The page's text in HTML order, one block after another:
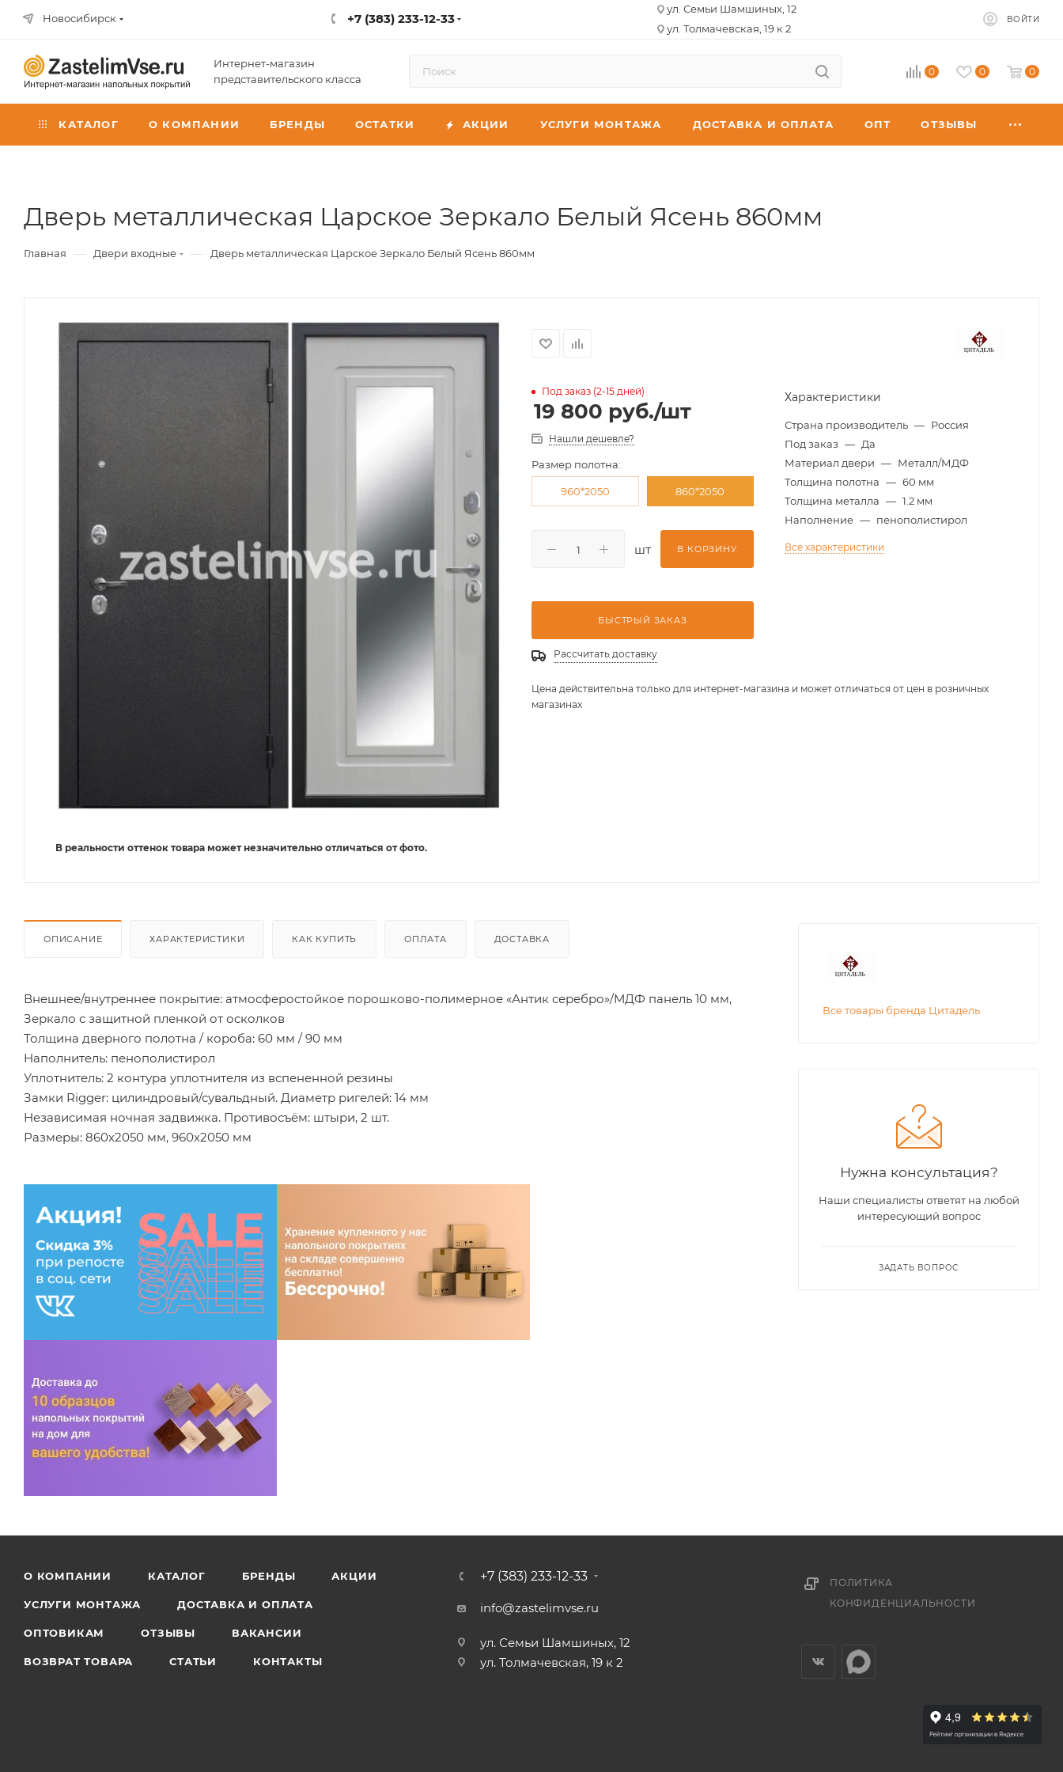
Новосибирск +7 (383) 233-12-33
ул. Семьи Шамшиных, 12
ул. Толмачевская, 19 к 2
ВОЙТИ
Интернет-магазин
представительского класса
0 0 0
КАТАЛОГ О КОМПАНИИ БРЕНДЫ ОСТАТКИ АКЦИИ УСЛУГИ МОНТАЖА ДОСТАВКА И ОПЛАТА ОПТ ОТЗЫВЫ
Дверь металлическая Царское Зеркало Белый Ясень 860мм
Главная — Двери входные — Дверь металлическая Царское Зеркало Белый Ясень 860мм
Под заказ (2-15 дней)
19 800 руб./шт
Нашли дешевле?
Размер полотна:
960*2050 860*2050
шт В КОРЗИНУ
БЫСТРЫЙ ЗАКАЗ
Рассчитать доставку
Характеристики
Страна производитель — Россия
Под заказ — Да
Материал двери — Металл/МДФ
Толщина полотна — 60 мм
Толщина металла — 1.2 мм
Наполнение — пенополистирол
Все характеристики
Цена действительна только для интернет-магазина и может отличаться от цен в розничных
магазинах
В реальности оттенок товара может незначительно отличаться от фото.
ОПИСАНИЕ ХАРАКТЕРИСТИКИ КАК КУПИТЬ ОПЛАТА ДОСТАВКА
Внешнее/внутреннее покрытие: атмосферостойкое порошково-полимерное «Антик серебро»/МДФ панель 10 мм,
Зеркало с защитной пленкой от осколков
Толщина дверного полотна / короба: 60 мм / 90 мм
Наполнитель: пенополистирол
Уплотнитель: 2 контура уплотнителя из вспененной резины
Замки Rigger: цилиндровый/сувальдный. Диаметр ригелей: 14 мм
Независимая ночная задвижка. Противосъём: штыри, 2 шт.
Размеры: 860х2050 мм, 960х2050 мм
Все товары бренда Цитадель
Нужна консультация?
Наши специалисты ответят на любой
интересующий вопрос
ЗАДАТЬ ВОПРОС
О КОМПАНИИ КАТАЛОГ БРЕНДЫ АКЦИИ
УСЛУГИ МОНТАЖА ДОСТАВКА И ОПЛАТА
ОПТОВИКАМ ОТЗЫВЫ ВАКАНСИИ
ВОЗВРАТ ТОВАРА СТАТЬИ КОНТАКТЫ
+7 (383) 233-12-33
info@zastelimvse.ru
ул. Семьи Шамшиных, 12
ул. Толмачевская, 19 к 2
ПОЛИТИКА
КОНФИДЕНЦИАЛЬНОСТИ